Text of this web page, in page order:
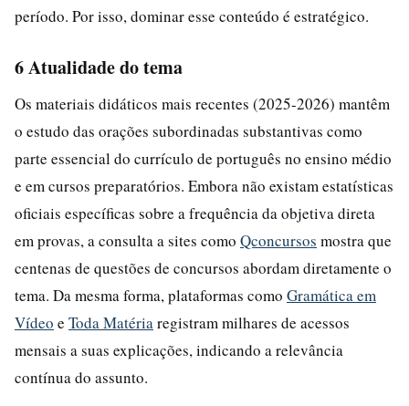
período. Por isso, dominar esse conteúdo é estratégico.
6 Atualidade do tema
Os materiais didáticos mais recentes (2025-2026) mantêm
o estudo das orações subordinadas substantivas como
parte essencial do currículo de português no ensino médio
e em cursos preparatórios. Embora não existam estatísticas
oficiais específicas sobre a frequência da objetiva direta
em provas, a consulta a sites como Qconcursos mostra que
centenas de questões de concursos abordam diretamente o
tema. Da mesma forma, plataformas como Gramática em
Vídeo e Toda Matéria registram milhares de acessos
mensais a suas explicações, indicando a relevância
contínua do assunto.